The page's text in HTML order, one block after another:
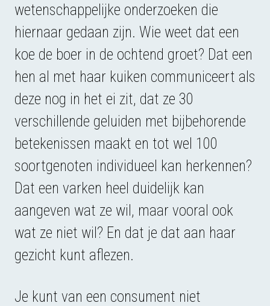
wetenschappelijke onderzoeken die
hiernaar gedaan zijn. Wie weet dat een
koe de boer in de ochtend groet? Dat een
hen al met haar kuiken communiceert als
deze nog in het ei zit, dat ze 30
verschillende geluiden met bijbehorende
betekenissen maakt en tot wel 100
soortgenoten individueel kan herkennen?
Dat een varken heel duidelijk kan
aangeven wat ze wil, maar vooral ook
wat ze niet wil? En dat je dat aan haar
gezicht kunt aflezen.
Je kunt van een consument niet